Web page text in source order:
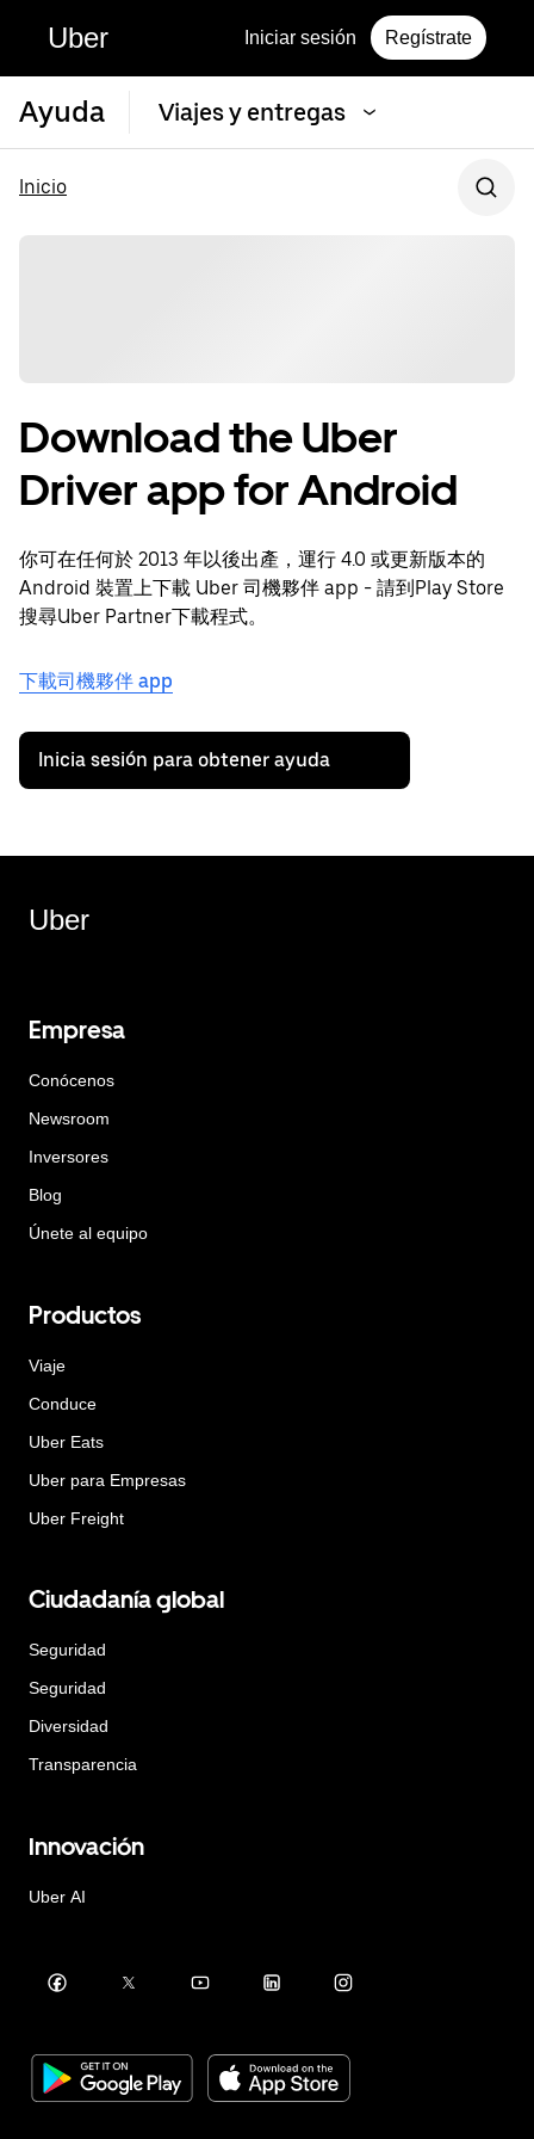
Uber Iniciar sesión Regístrate
Ayuda Viajes y entregas
Inicio
Download the Uber
Driver app for Android
你可在任何於 2013 年以後出產，運行 4.0 或更新版本的
Android 裝置上下載 Uber 司機夥伴 app - 請到Play Store
搜尋Uber Partner下載程式。
下載司機夥伴 app
Inicia sesión para obtener ayuda
Uber
Empresa
Conócenos
Newsroom
Inversores
Blog
Únete al equipo
Productos
Viaje
Conduce
Uber Eats
Uber para Empresas
Uber Freight
Ciudadanía global
Seguridad
Seguridad
Diversidad
Transparencia
Innovación
Uber AI